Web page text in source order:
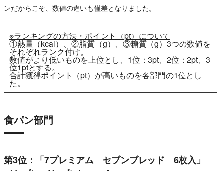
ンだからこそ、数値の違いも僅差となりました。
※ランキングの方法・ポイント（pt）について
①熱量（kcal）、②脂質（g）、③糖質（g）3つの数値を
それぞれランク付け。
数値がより低いものを上位とし、1位：3pt、2位：2pt、3
位1ptとする。
合計獲得ポイント（pt）が高いものを各部門の1位とし
た。
食パン部門
第3位：「7プレミアム セブンブレッド 6枚入」